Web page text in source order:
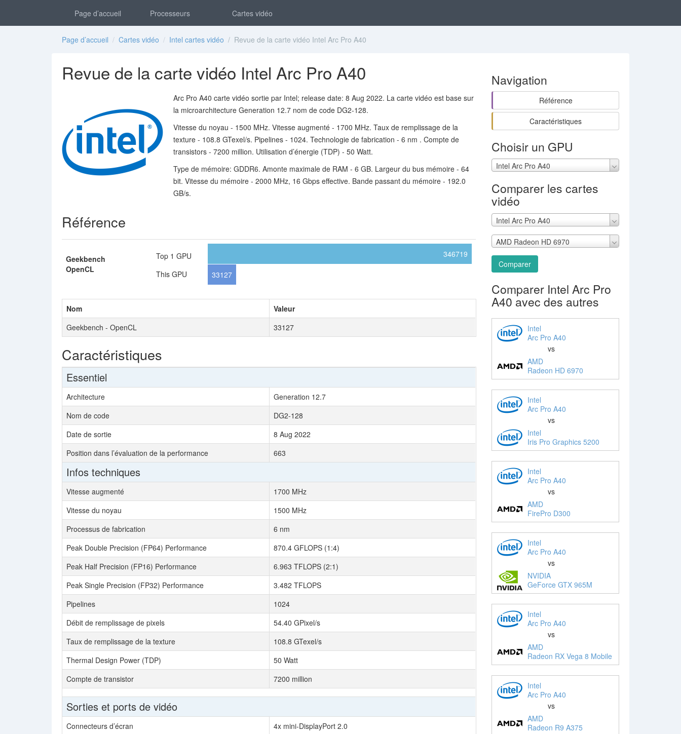
Page d’accueil Processeurs Cartes vidéo
Page d’accueil / Cartes vidéo / Intel cartes vidéo / Revue de la carte vidéo Intel Arc Pro A40
Revue de la carte vidéo Intel Arc Pro A40
Arc Pro A40 carte vidéo sortie par Intel; release date: 8 Aug 2022. La carte vidéo est base sur
la microarchitecture Generation 12.7 nom de code DG2-128.
Vitesse du noyau - 1500 MHz. Vitesse augmenté - 1700 MHz. Taux de remplissage de la
texture - 108.8 GTexel/s. Pipelines - 1024. Technologie de fabrication - 6 nm . Compte de
transistors - 7200 million. Utilisation d’énergie (TDP) - 50 Watt.
Type de mémoire: GDDR6. Amonte maximale de RAM - 6 GB. Largeur du bus mémoire - 64
bit. Vitesse du mémoire - 2000 MHz, 16 Gbps effective. Bande passant du mémoire - 192.0
GB/s.
Référence
Geekbench
OpenCL
Top 1 GPU
This GPU
346719
33127
Nom
Valeur
Geekbench - OpenCL
33127
Caractéristiques
Essentiel
Architecture
Generation 12.7
Nom de code
DG2-128
Date de sortie
8 Aug 2022
Position dans l’évaluation de la performance
663
Infos techniques
Vitesse augmenté
1700 MHz
Vitesse du noyau
1500 MHz
Processus de fabrication
6 nm
Peak Double Precision (FP64) Performance
870.4 GFLOPS (1:4)
Peak Half Precision (FP16) Performance
6.963 TFLOPS (2:1)
Peak Single Precision (FP32) Performance
3.482 TFLOPS
Pipelines
1024
Débit de remplissage de pixels
54.40 GPixel/s
Taux de remplissage de la texture
108.8 GTexel/s
Thermal Design Power (TDP)
50 Watt
Compte de transistor
7200 million
Sorties et ports de vidéo
Connecteurs d’écran 4x mini-DisplayPort 2.0
Navigation
Référence
Caractéristiques
Choisir un GPU
Intel Arc Pro A40
Comparer les cartes
vidéo
Intel Arc Pro A40
AMD Radeon HD 6970
Comparer
Comparer Intel Arc Pro
A40 avec des autres
Intel
Arc Pro A40
vs
AMD
Radeon HD 6970
Intel
Arc Pro A40
vs
Intel
Iris Pro Graphics 5200
Intel
Arc Pro A40
vs
AMD
FirePro D300
Intel
Arc Pro A40
vs
NVIDIA
GeForce GTX 965M
Intel
Arc Pro A40
vs
AMD
Radeon RX Vega 8 Mobile
Intel
Arc Pro A40
vs
AMD
Radeon R9 A375